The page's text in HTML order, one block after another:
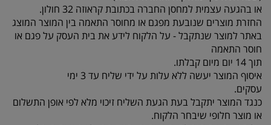
או בהגעה עצמית למחסן החברה בכתובת קראוזה 32 חולון.
החזרת מוצרים שנובעת מפגם או מחוסר התאמה בין המוצר המוצג
באתר למוצר שנתקבל - על הלקוח לידע את בית העסק על פגם או
חוסר התאמה
תוך 14 יום מיום קבלתו.
איסוף המוצר יעשה ללא עלות על ידי שליח עד 3 ימי
עסקים.
כנגד המוצר יתקבל בעת הגעת השליח זיכוי מלא לפי אופן התשלום
או מוצר חלופי שיבחר הלקוח.